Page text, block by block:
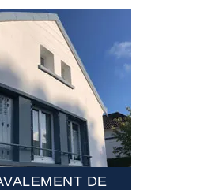
DE